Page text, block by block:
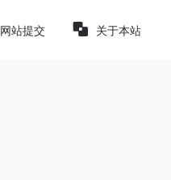
网站提交 关于本站